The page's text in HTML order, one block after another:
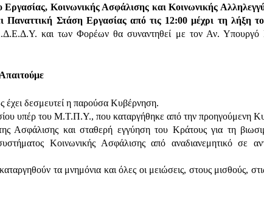
Κοινωνικής Ασφάλισης και Κοινωνικής
Παναττική Στάση Εργασίας από τις 12:00 μέχρι τη λήξη
και των Φορέων θα συναντηθεί με τον Αν. Υπουργό
έχει δεσμευτεί η παρούσα Κυβέρνηση.
υπέρ του Μ.Τ.Π.Υ., που καταργήθηκε από την προηγούμενη
Ασφάλισης και σταθερή εγγύηση του Κράτους για τη
Κοινωνικής Ασφάλισης από αναδιανεμητικό σε
τα μνημόνια και όλες οι μειώσεις, στους μισθούς,